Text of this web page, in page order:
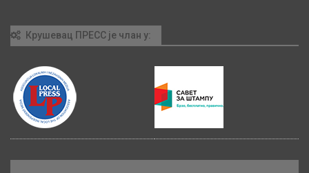
Крушевац ПРЕСС је члан у: